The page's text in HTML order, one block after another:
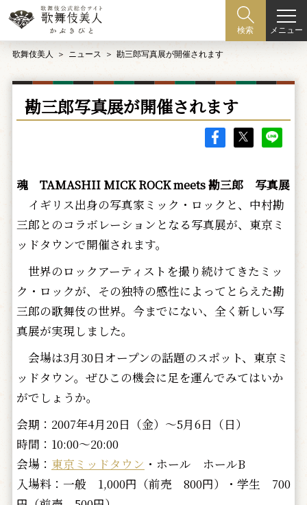
検索 メニュー
歌舞伎美人 ニュース 勘三郎写真展が開催されます
勘三郎写真展が開催されます
魂 TAMASHII MICK ROCK meets 勘三郎 写真展
イギリス出身の写真家ミック・ロックと、中村勘
三郎とのコラボレーションとなる写真展が、東京ミ
ッドタウンで開催されます。
世界のロックアーティストを撮り続けてきたミッ
ク・ロックが、その独特の感性によってとらえた勘
三郎の歌舞伎の世界。今までにない、全く新しい写
真展が実現しました。
会場は3月30日オープンの話題のスポット、東京ミ
ッドタウン。ぜひこの機会に足を運んでみてはいか
がでしょうか。
会期：2007年4月20日（金）～5月6日（日）
時間：10:00～20:00
会場： 東京ミッドタウン ・ホール ホールB
入場料：一般 1,000円（前売 800円）・学生 700